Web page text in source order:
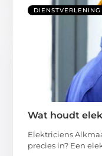
DIENSTVERLENING
Wat houdt
Elektriciens
precies in? Een